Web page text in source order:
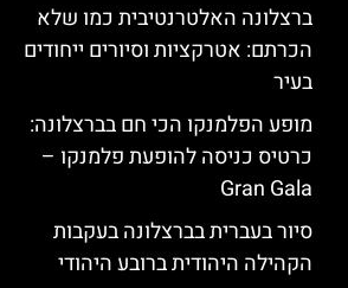
ברצלונה האלטרנטיבית כמו שלא
הכרתם: אטרקציות וסיורים ייחודים
בעיר
מופע הפלמנקו הכי חם בברצלונה:
כרטיס כניסה להופעת פלמנקו –
Gran Gala
סיור בעברית בברצלונה בעקבות
הקהילה היהודית ברובע היהודי